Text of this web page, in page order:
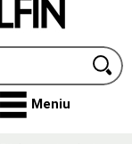
Meniu